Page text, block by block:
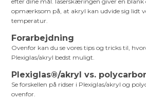
opmærksom på, at akryl kan udvide sig lidt
temperatur.
Forarbejdning
Ovenfor kan du se vores tips og tricks til,
Plexiglas/akryl bedst muligt.
Plexiglas®/akryl vs.
Se forskellen på ridser i Plexiglas/akryl og
ovenfor.